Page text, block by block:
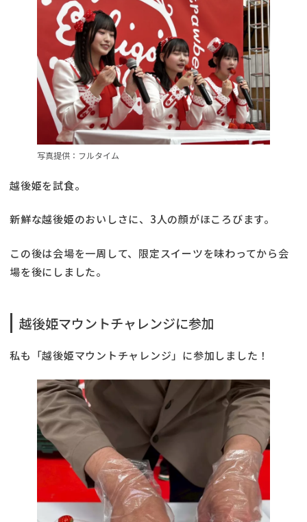
写真提供：フルタイム
越後姫を試食。
新鮮な越後姫のおいしさに、3人の顔がほころびます。
この後は会場を一周して、限定スイーツを味わってから会
場を後にしました。
越後姫マウントチャレンジに参加
私も「越後姫マウントチャレンジ」に参加しました！